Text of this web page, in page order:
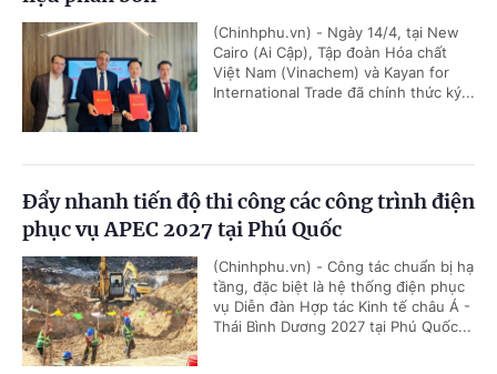
(Chinhphu.vn) - Ngày 14/4, tại New
Cairo (Ai Cập), Tập đoàn Hóa chất
Việt Nam (Vinachem) và Kayan for
International Trade đã chính thức ký...
Đẩy nhanh tiến độ thi công các công trình điện
phục vụ APEC 2027 tại Phú Quốc
(Chinhphu.vn) - Công tác chuẩn bị hạ
tầng, đặc biệt là hệ thống điện phục
vụ Diễn đàn Hợp tác Kinh tế châu Á -
Thái Bình Dương 2027 tại Phú Quốc...